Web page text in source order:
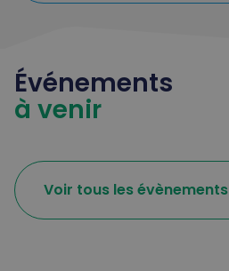
Événements
à venir
Voir tous les évènements